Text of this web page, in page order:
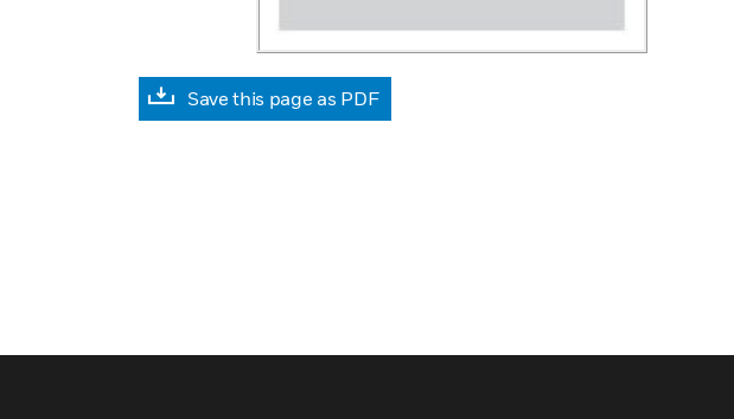
Save this page as PDF